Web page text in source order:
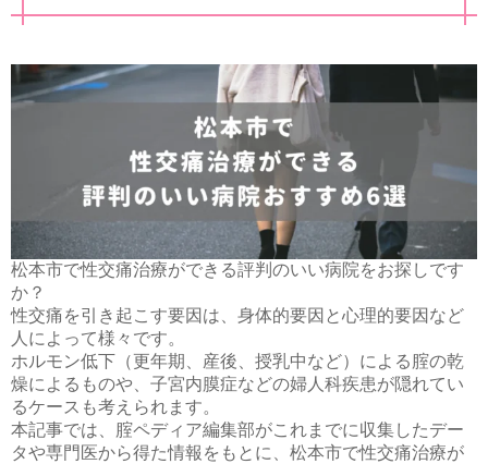
松本市で性交痛治療ができる評判のいい病院をお探しです
か？
性交痛を引き起こす要因は、身体的要因と心理的要因など
人によって様々です。
ホルモン低下（更年期、産後、授乳中など）による腟の乾
燥によるものや、子宮内膜症などの婦人科疾患が隠れてい
るケースも考えられます。
本記事では、腟ペディア編集部がこれまでに収集したデー
タや専門医から得た情報をもとに、松本市で性交痛治療が